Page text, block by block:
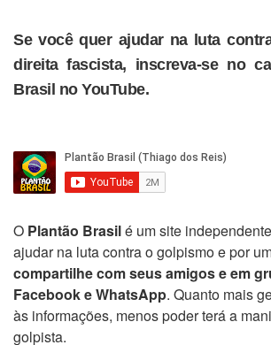
Se você quer ajudar na luta
direita fascista, inscreva-se no
Brasil no YouTube.
O Plantão Brasilé um site
ajudar na luta contra o golpismo e por
compartilhe com seus amigos e em
Facebook e WhatsApp. Quanto mais
às informações, menos poder terá a
golpista.